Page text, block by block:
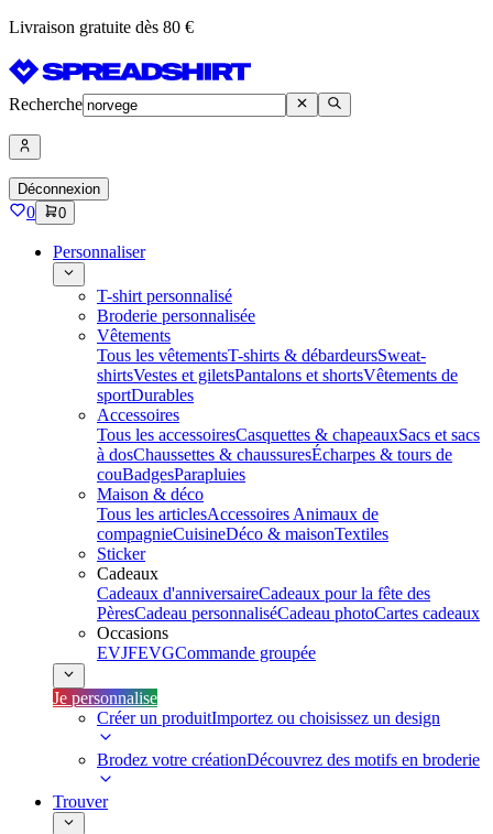
Livraison gratuite dès 80 €
Recherche
Déconnexion
0 0
Personnaliser
T-shirt personnalisé
Broderie personnalisée
Vêtements
Tous les vêtementsT-shirts & débardeursSweat-
shirtsVestes et giletsPantalons et shortsVêtements de
sportDurables
Accessoires
Tous les accessoiresCasquettes & chapeauxSacs et sacs
à dosChaussettes & chaussuresÉcharpes & tours de
couBadgesParapluies
Maison & déco
Tous les articlesAccessoires Animaux de
compagnieCuisineDéco & maisonTextiles
Sticker
Cadeaux
Cadeaux d'anniversaireCadeaux pour la fête des
PèresCadeau personnaliséCadeau photoCartes cadeaux
Occasions
EVJFEVGCommande groupée
Je personnalise
Créer un produitImportez ou choisissez un design
Brodez votre créationDécouvrez des motifs en broderie
Trouver